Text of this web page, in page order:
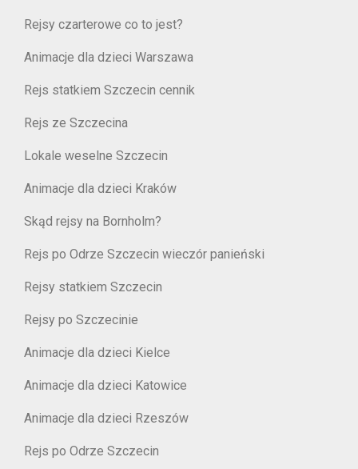
Rejsy czarterowe co to jest?
Animacje dla dzieci Warszawa
Rejs statkiem Szczecin cennik
Rejs ze Szczecina
Lokale weselne Szczecin
Animacje dla dzieci Kraków
Skąd rejsy na Bornholm?
Rejs po Odrze Szczecin wieczór panieński
Rejsy statkiem Szczecin
Rejsy po Szczecinie
Animacje dla dzieci Kielce
Animacje dla dzieci Katowice
Animacje dla dzieci Rzeszów
Rejs po Odrze Szczecin